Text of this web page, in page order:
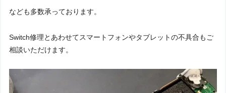
なども多数承っております。
Switch修理とあわせてスマートフォンやタブレットの不具合もご
相談いただけます。